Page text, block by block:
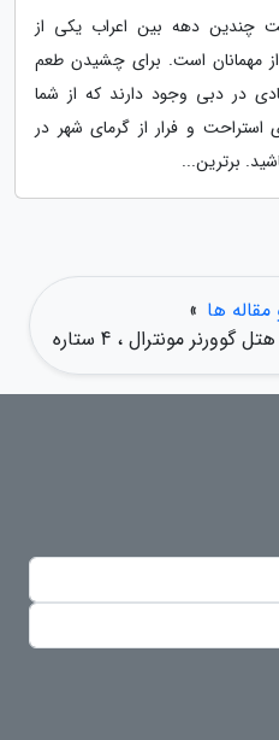
چندین دهه بین اعراب یکی از
مهمانان است. برای چشیدن طعم
در دبی وجود دارند که از شما
استراحت و فرار از گرمای شهر در
برترین...
ها »
گوورنر مونترال ، 4 ستاره